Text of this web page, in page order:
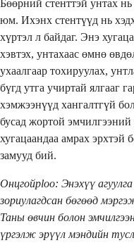
Бөөрний стенттэй унтах
юм. Ихэнх стентүүд нь
хүртэл л байдаг. Энэ
хэвтэх, унтахаас өмнө
ухаалгаар тохируулах,
бүгд утга учиртай ялгааг
хэмжээнүүд хангалтгүй
бусад жортой эмчилгээний
хугацаандаа амрах эрхтэй
замууд бий.
Онцгойрloo: Энэхүү
зориулагдсан бөгөөд
Таны өвчин болон
үргэлж эрүүл мэндийн